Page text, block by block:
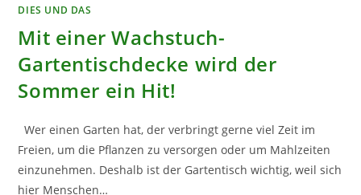
DIES UND DAS
Mit einer Wachstuch-
Gartentischdecke wird der
Sommer ein Hit!
Wer einen Garten hat, der verbringt gerne viel Zeit im
Freien, um die Pflanzen zu versorgen oder um Mahlzeiten
einzunehmen. Deshalb ist der Gartentisch wichtig, weil sich
hier Menschen…